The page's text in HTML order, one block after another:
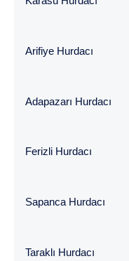
Arifiye Hurdacı
Adapazarı Hurdacı
Ferizli Hurdacı
Sapanca Hurdacı
Taraklı Hurdacı